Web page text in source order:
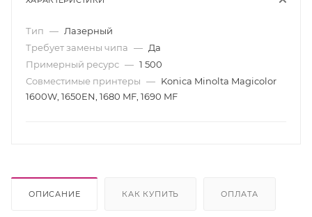
Тип — Лазерный
Требует замены чипа — Да
Примерный ресурс — 1 500
Совместимые принтеры — Konica Minolta Magicolor
1600W, 1650EN, 1680 MF, 1690 MF
ОПИСАНИЕ КАК КУПИТЬ ОПЛАТА